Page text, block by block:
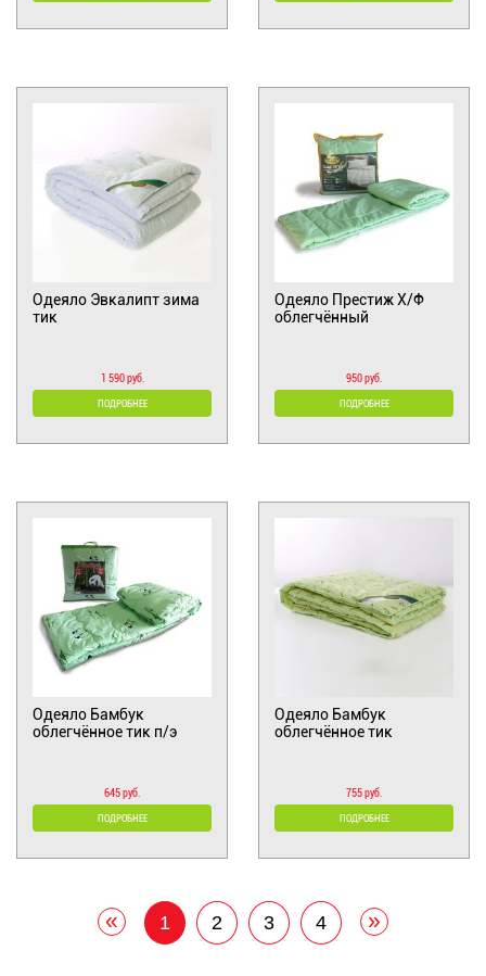
Одеяло Эвкалипт зима
тик
1 590 руб.
ПОДРОБНЕЕ
Одеяло Престиж Х/Ф
облегчённый
950 руб.
ПОДРОБНЕЕ
Одеяло Бамбук
облегчённое тик п/э
645 руб.
ПОДРОБНЕЕ
Одеяло Бамбук
облегчённое тик
755 руб.
ПОДРОБНЕЕ
« 1 2 3 4 »